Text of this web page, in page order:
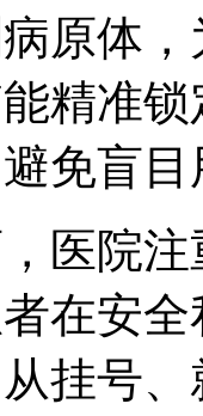
原体
精准
免盲
院注
在安
挂号